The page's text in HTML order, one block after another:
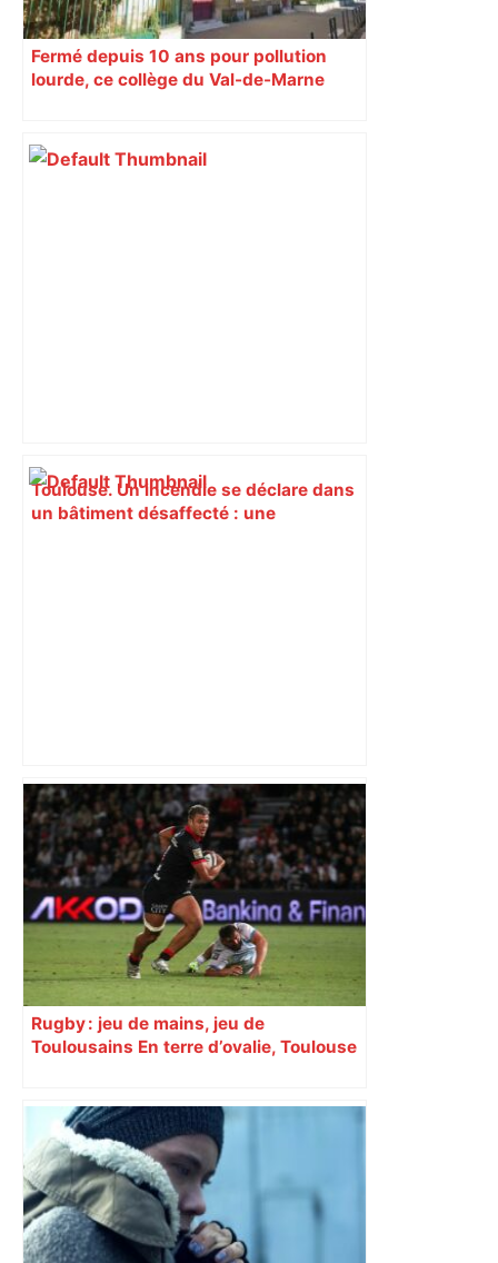
Fermé depuis 10 ans pour pollution
lourde, ce collège du Val-de-Marne
Toulouse. Un incendie se déclare dans
un bâtiment désaffecté : une
Alliance PS/LFI à Toulouse : Marc
Sztulman claque la porte – RMC
Rugby : jeu de mains, jeu de
Toulousains En terre d’ovalie, Toulouse
revendiquant surtout son art du jeu en
mouvement, vif et spectaculaire.
Décryptage. Série (4 / 10)